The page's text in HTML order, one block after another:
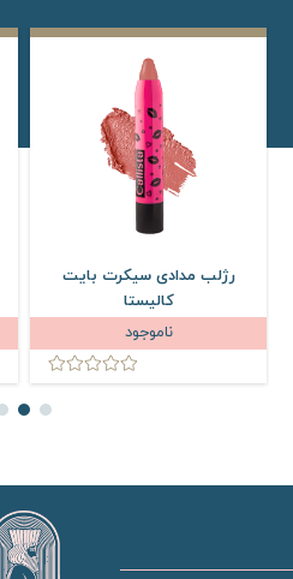
رژلب مدادی سیکرت بایت
کالیستا
ناموجود